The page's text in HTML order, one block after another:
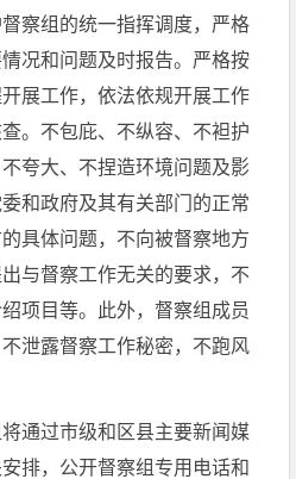
察组的统一指挥调度，严格
况和问题及时报告。严格按
展工作，依法依规开展工作
。不包庇、不纵容、不袒护
夸大、不捏造环境问题及影
和政府及其有关部门的正常
具体问题，不向被督察地方
与督察工作无关的要求，不
项目等。此外，督察组成员
泄露督察工作秘密，不跑风
通过市级和区县主要新闻媒
排，公开督察组专用电话和